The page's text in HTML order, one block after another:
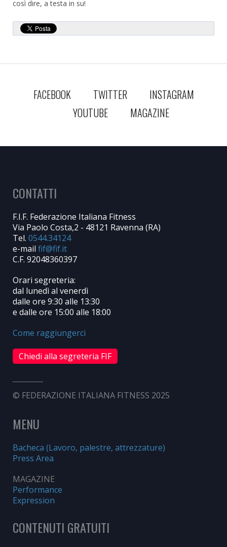
così dire, a testa in su!
FACEBOOK TWITTER
INSTAGRAM
YOUTUBE
MAGAZINE
CONTATTI
F.I.F. Federazione Italiana Fitness
Via Paolo Costa,2 - 48121 Ravenna (RA)
Tel. 0544.34124
e-mail
C.F. 92048360397
Orari segreteria:
dal lunedì al venerdì
dalle ore 9:30 alle 13:30
e dalle ore 15:00 alle 18:00
Come raggiungerci
Chiedi alla segreteria FIF
© FEDERAZIONE ITALIANA FITNESS 2025
MENU
Bacheca (Lavoro, palestre, attrezzature)
Press Area
MAGAZINE
Performance
Expression
CONTENUTI GRATUITI